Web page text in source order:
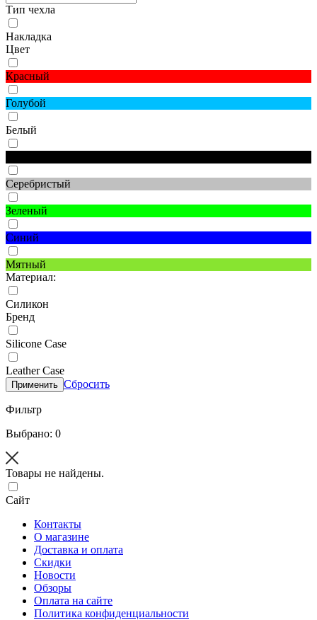
Тип чехла
Накладка
Цвет
Красный
Голубой
Белый
Серебристый
Зеленый
Синий
Мятный
Материал:
Силикон
Бренд
Silicone Case
Leather Case
Применить Сбросить
Фильтр
Выбрано: 0
Товары не найдены.
Сайт
Контакты
О магазине
Доставка и оплата
Скидки
Новости
Обзоры
Оплата на сайте
Политика конфиденциальности